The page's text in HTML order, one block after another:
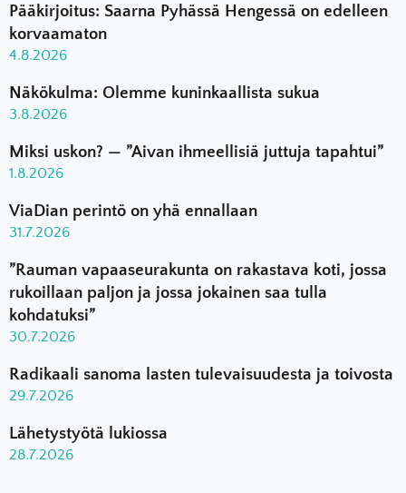
Pääkirjoitus: Saarna Pyhässä Hengessä on edelleen
korvaamaton
4.8.2026
Näkökulma: Olemme kuninkaallista sukua
3.8.2026
Miksi uskon? — ”Aivan ihmeellisiä juttuja tapahtui”
1.8.2026
ViaDian perintö on yhä ennallaan
31.7.2026
”Rauman vapaaseurakunta on rakastava koti, jossa
rukoillaan paljon ja jossa jokainen saa tulla
kohdatuksi”
30.7.2026
Radikaali sanoma lasten tulevaisuudesta ja toivosta
29.7.2026
Lähetystyötä lukiossa
28.7.2026